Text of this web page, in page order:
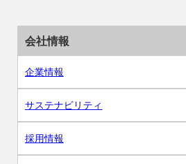
会社情報
企業情報
サステナビリティ
採用情報